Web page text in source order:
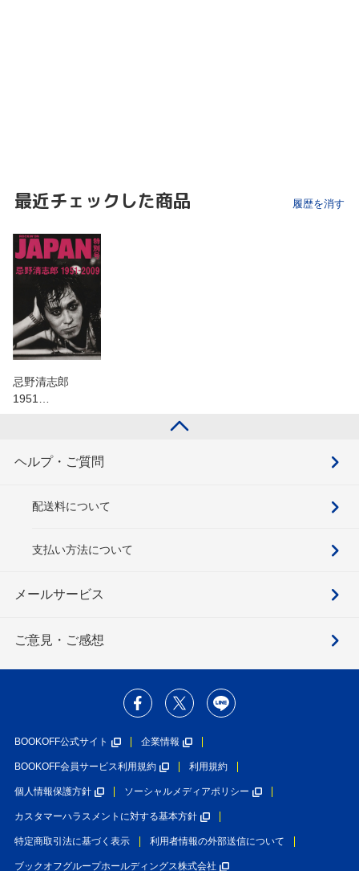
最近チェックした商品 履歴を消す
忌野清志郎
1951…
ヘルプ・ご質問
配送料について
支払い方法について
メールサービス
ご意見・ご感想
BOOKOFF公式サイト 企業情報
BOOKOFF会員サービス利用規約 利用規約
個人情報保護方針 ソーシャルメディアポリシー
カスタマーハラスメントに対する基本方針
特定商取引法に基づく表示 利用者情報の外部送信について
ブックオフグループホールディングス株式会社